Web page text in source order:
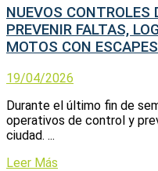
NUEVOS CONTROLES
PREVENIR FALTAS,
MOTOS CON
19/04/2026
Durante el último fin de
operativos de control y
ciudad. ...
Leer Más